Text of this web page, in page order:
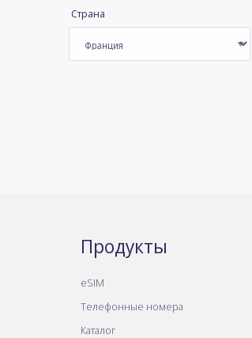
Страна
Продукты
eSIM
Телефонные номера
Каталог